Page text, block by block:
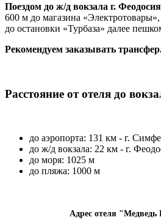
Поездом до ж/д вокзала г. Феодосия
600 м до магазина
до остановки «Турбаза» далее
Рекомендуем заказывать
Расстояние от отеля до
до аэропорта: 131 км - г.
до ж/д вокзала: 22 км - г.
до моря: 1025 м
до пляжа: 1000 м
Адрес отеля "Медведь